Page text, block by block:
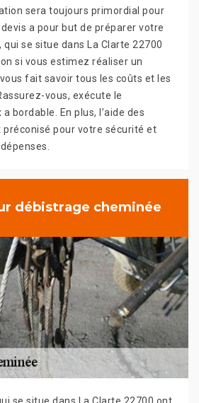
sera toujours primordial pour
devis a pour but de préparer votre
qui se situe dans La Clarte 22700
si vous estimez réaliser un
fait savoir tous les coûts et les
vous, exécute le
bordable. En plus, l’aide des
pour votre sécurité et
débistrage cheminée
se situe dans La Clarte 22700 ont